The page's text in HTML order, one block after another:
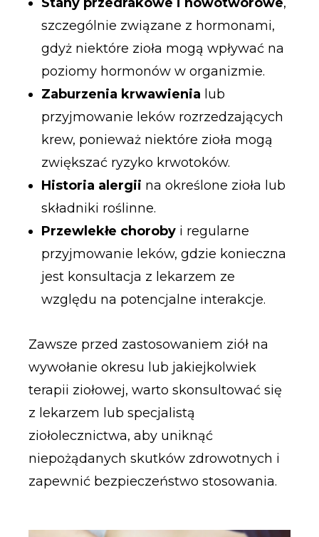
szczególnie związane z hormonami,
gdyż niektóre zioła mogą wpływać na
poziomy hormonów w organizmie.
Zaburzenia krwawienia lub
przyjmowanie leków rozrzedzających
krew, ponieważ niektóre zioła mogą
zwiększać ryzyko krwotoków.
Historia alergii na określone zioła lub
składniki roślinne.
Przewlekłe chorobyi regularne
przyjmowanie leków, gdzie konieczna
jest konsultacja z lekarzem ze
względu na potencjalne interakcje.
Zawsze przed zastosowaniem ziół na
wywołanie okresu lub jakiejkolwiek
terapii ziołowej, warto skonsultować się
z lekarzem lub specjalistą
ziołolecznictwa, aby uniknąć
niepożądanych skutków zdrowotnych i
zapewnić bezpieczeństwo stosowania.